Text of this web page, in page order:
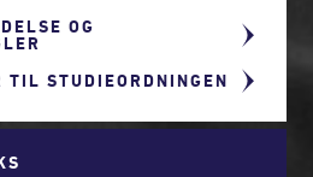
OG
STUDIEORDNINGEN